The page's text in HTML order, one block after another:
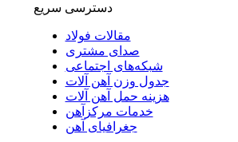
دسترسی سریع
مقالات فولاد
صدای مشتری
شبکه‌های اجتماعی
جدول وزن آهن آلات
هزینه حمل آهن آلات
خدمات مرکزآهن
جغرافیای آهن